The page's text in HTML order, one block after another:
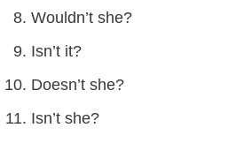
Wouldn’t she?
Isn’t it?
Doesn’t she?
Isn’t she?